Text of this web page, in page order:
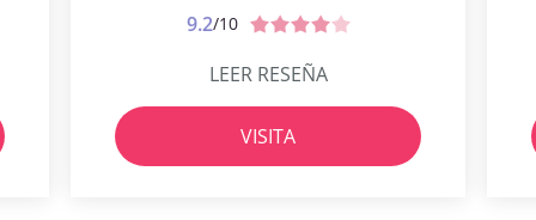
9.2/10
LEER RESEÑA
VISITA